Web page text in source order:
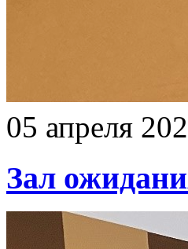
05 апреля
Зал